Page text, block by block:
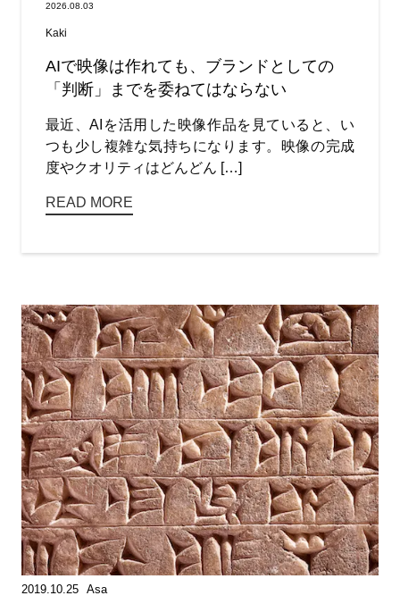
2026.08.03
Kaki
AIで映像は作れても、ブランドとしての
「判断」までを委ねてはならない
最近、AIを活用した映像作品を見ていると、い
つも少し複雑な気持ちになります。映像の完成
度やクオリティはどんどん […]
READ MORE
2019.10.25 Asa